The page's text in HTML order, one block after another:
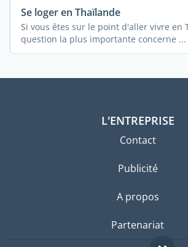
Se loger en Thaïlande
Si vous êtes sur le point d'aller vivre en
question la plus importante concerne ...
L'ENTREPRISE
Contact
Publicité
A propos
Partenariat